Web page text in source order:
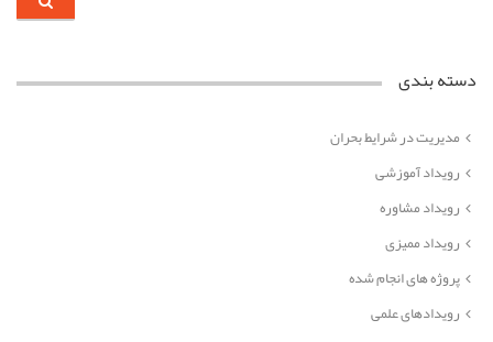
دسته بندی
مدیریت در شرایط بحران
رویداد آموزشی
رویداد مشاوره
رویداد ممیزی
پروژه های انجام شده
رویدادهای علمی